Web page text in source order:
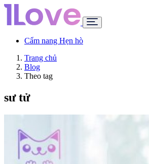
Cẩm nang Hẹn hò
Trang chủ
Blog
Theo tag
sư tử